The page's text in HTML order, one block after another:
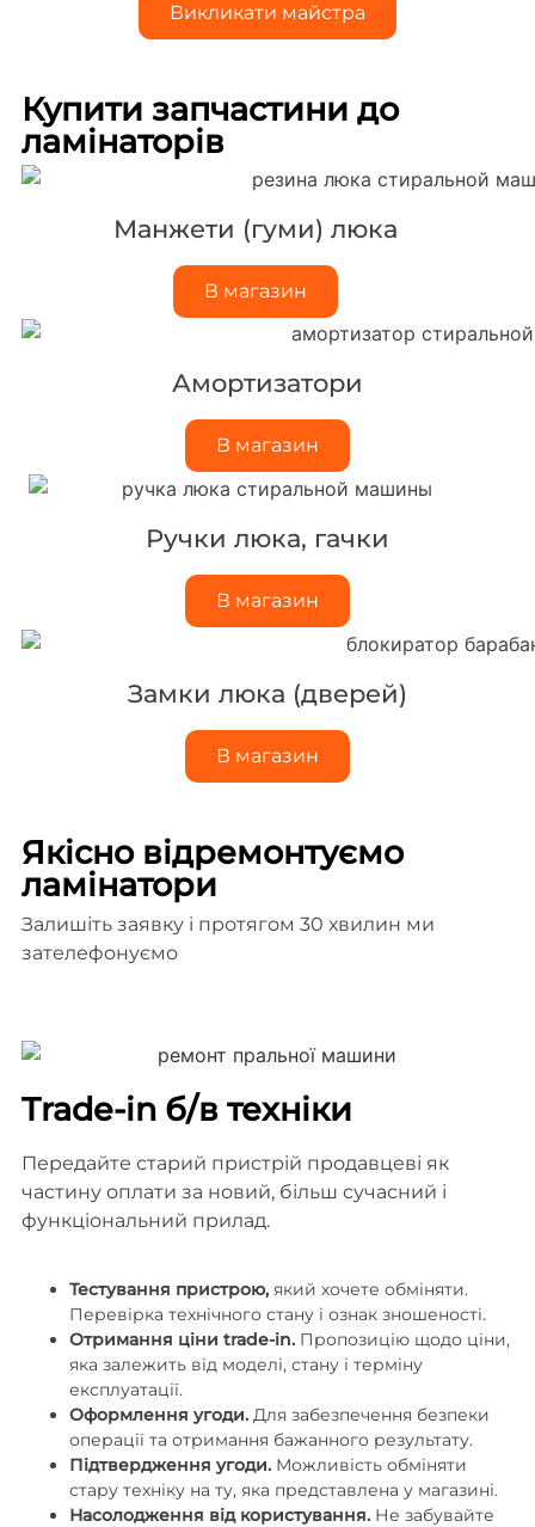
Викликати майстра
Купити запчастини до
ламінаторів
Манжети (гуми) люка
В магазин
Амортизатори
В магазин
Ручки люка, гачки
В магазин
Замки люка (дверей)
В магазин
Якісно відремонтуємо
ламінатори
Залишіть заявку і протягом 30 хвилин ми
зателефонуємо
Trade-in б/в техніки
Передайте старий пристрій продавцеві як
частину оплати за новий, більш сучасний і
функціональний прилад.
Тестування пристрою,який хочете обміняти.
Перевірка технічного стану і ознак зношеності.
Отримання ціни trade-in.Пропозицію щодо ціни,
яка залежить від моделі, стану і терміну
експлуатації.
Оформлення угоди.Для забезпечення безпеки
операції та отримання бажанного результату.
Підтвердження угоди.Можливість обміняти
стару техніку на ту, яка представлена у магазині.
Насолодження від користування.Не забувайте